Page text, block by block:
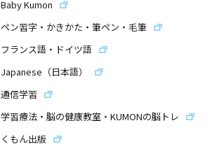
Baby Kumon
ペン習字・かきかた・筆ペン・毛筆
フランス語・ドイツ語
Japanese（日本語）
通信学習
学習療法・脳の健康教室・KUMONの脳トレ
くもん出版